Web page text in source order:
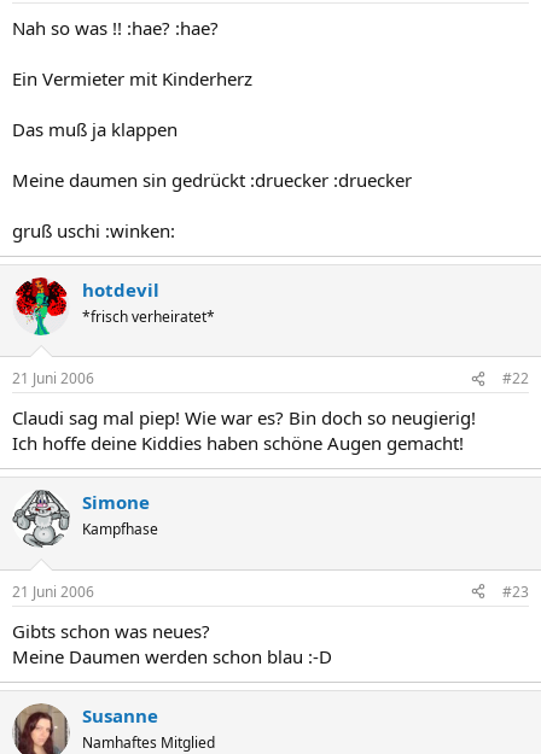
Nah so was !! :hae? :hae?
Ein Vermieter mit Kinderherz
Das muß ja klappen
Meine daumen sin gedrückt :druecker :druecker
gruß uschi :winken:
hotdevil
*frisch verheiratet*
21 Juni 2006 #22
Claudi sag mal piep! Wie war es? Bin doch so neugierig!
Ich hoffe deine Kiddies haben schöne Augen gemacht!
Simone
Kampfhase
21 Juni 2006 #23
Gibts schon was neues?
Meine Daumen werden schon blau :-D
Susanne
Namhaftes Mitglied